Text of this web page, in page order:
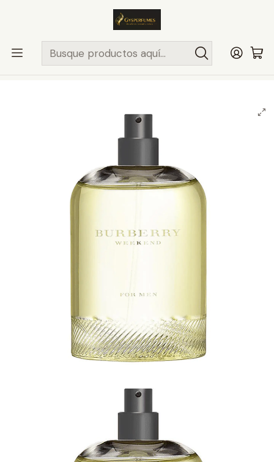
en compras hasta las 13Hrs, valido solo en
Comunas ..>>
Inicio PERFUMES TESTER BURBERRY
HOMBRE
BURBERRY WEEKEND FOR MEN 100ML EDT / TESTER